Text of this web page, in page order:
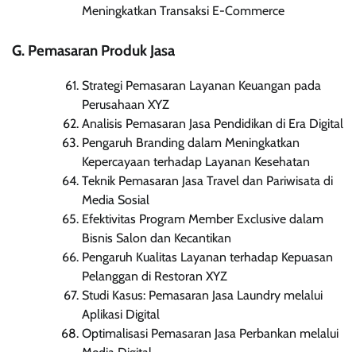
Meningkatkan Transaksi E-Commerce
G. Pemasaran Produk Jasa
Strategi Pemasaran Layanan Keuangan pada
Perusahaan XYZ
Analisis Pemasaran Jasa Pendidikan di Era Digital
Pengaruh Branding dalam Meningkatkan
Kepercayaan terhadap Layanan Kesehatan
Teknik Pemasaran Jasa Travel dan Pariwisata di
Media Sosial
Efektivitas Program Member Exclusive dalam
Bisnis Salon dan Kecantikan
Pengaruh Kualitas Layanan terhadap Kepuasan
Pelanggan di Restoran XYZ
Studi Kasus: Pemasaran Jasa Laundry melalui
Aplikasi Digital
Optimalisasi Pemasaran Jasa Perbankan melalui